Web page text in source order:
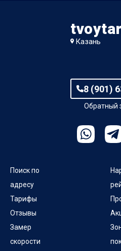
Казань
8 (901)
Обратный
Поиск по
адресу
Тарифы
Отзывы
Замер
скорости